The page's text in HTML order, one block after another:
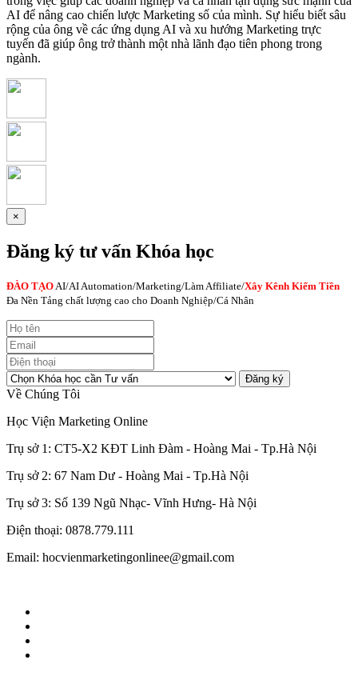
AI để nâng cao chiến lược Marketing số của mình. Sự hiểu biết sâu
rộng của ông về các ứng dụng AI và xu hướng Marketing trực
tuyến đã giúp ông trở thành một nhà lãnh đạo tiên phong trong
ngành.
×
Đăng ký tư vấn Khóa học
ĐÀO TẠOAI/AI Automation/Marketing/Làm Affiliate/Xây Kênh Kiếm Tiền
Đa Nền Tảng chất lượng cao cho Doanh Nghiệp/Cá Nhân
Đăng ký
Về Chúng Tôi
Học Viện Marketing Online
Trụ sở 1: CT5-X2 KĐT Linh Đàm - Hoàng Mai - Tp.Hà Nội
Trụ sở 2: 67 Nam Dư - Hoàng Mai - Tp.Hà Nội
Trụ sở 3: Số 139 Ngũ Nhạc- Vĩnh Hưng- Hà Nội
Điện thoại: 0878.779.111
Email: hocvienmarketingonlinee@gmail.com